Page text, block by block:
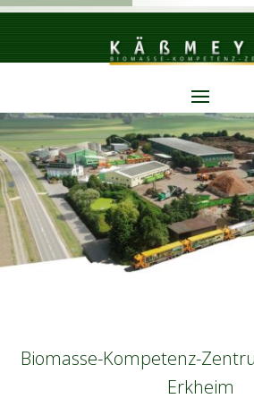
Biomasse-Kompetenz-
Erkheim